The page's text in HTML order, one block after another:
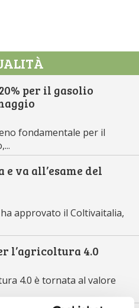
per il gasolio
fondamentale per il
va all’esame del
approvato il Coltivaitalia,
l’agricoltura 4.0
4.0 è tornata al valore